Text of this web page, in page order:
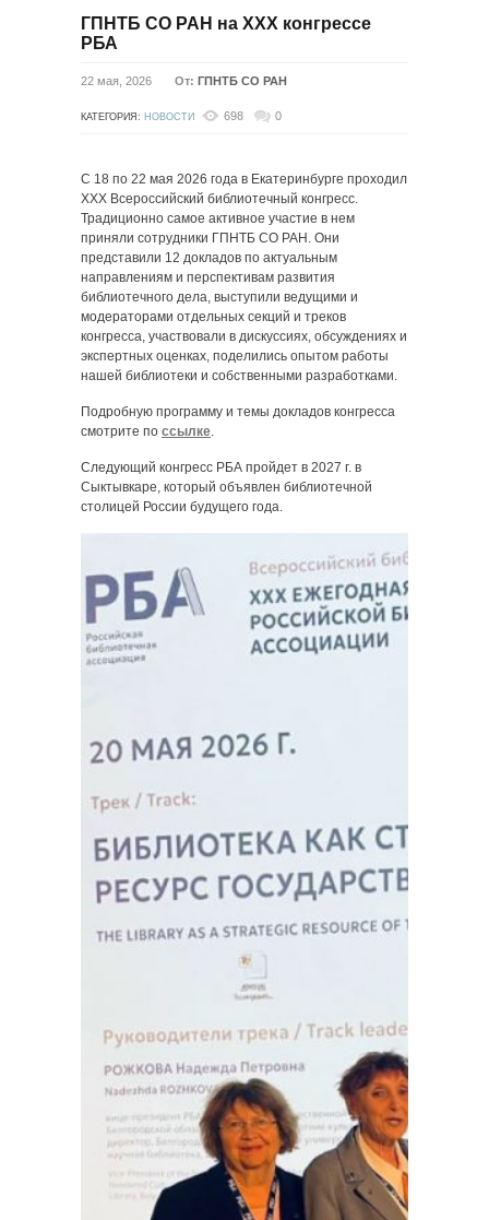
ГПНТБ СО РАН на XXX конгрессе
РБА
22 мая, 2026 От: ГПНТБ СО РАН
КАТЕГОРИЯ: НОВОСТИ 698 0
С 18 по 22 мая 2026 года в Екатеринбурге проходил
XXX Всероссийский библиотечный конгресс.
Традиционно самое активное участие в нем
приняли сотрудники ГПНТБ СО РАН. Они
представили 12 докладов по актуальным
направлениям и перспективам развития
библиотечного дела, выступили ведущими и
модераторами отдельных секций и треков
конгресса, участвовали в дискуссиях, обсуждениях и
экспертных оценках, поделились опытом работы
нашей библиотеки и собственными разработками.
Подробную программу и темы докладов конгресса
смотрите по ссылке.
Следующий конгресс РБА пройдет в 2027 г. в
Сыктывкаре, который объявлен библиотечной
столицей России будущего года.